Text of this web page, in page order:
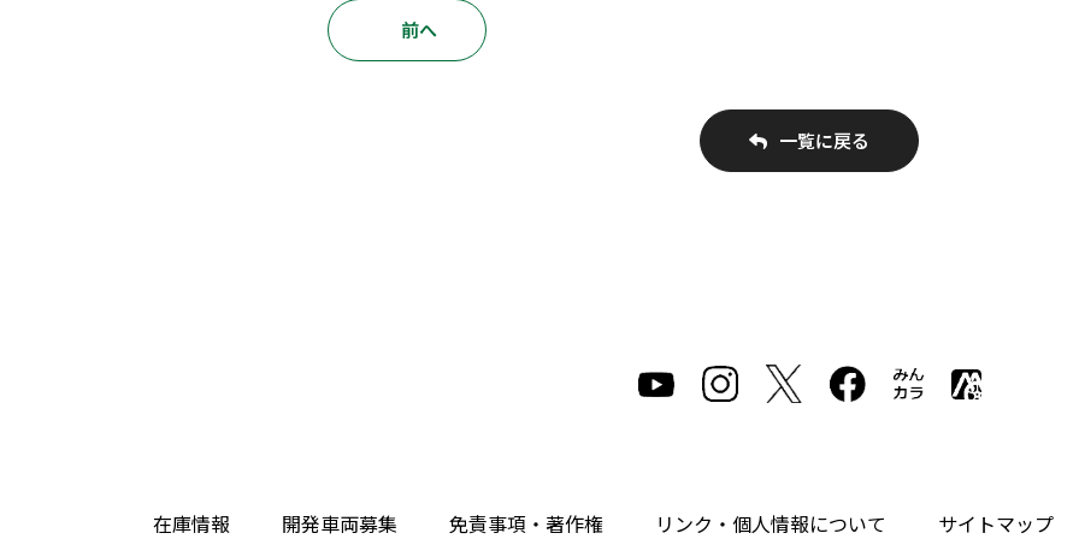
前へ
一覧に戻る
在庫情報 開発車両募集 免責事項・著作権 リンク・個人情報について サイトマップ